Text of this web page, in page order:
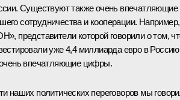
Существуют также очень впечатляющие
сотрудничества и кооперации. Например,
представители которой говорили о том,
уже 4,4 миллиарда евро в
впечатляющие цифры.
наших политических переговоров мы